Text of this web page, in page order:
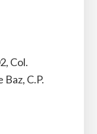
Col.
C.P.